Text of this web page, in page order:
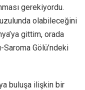
gerekiyordu.
olabileceğini
gittim, orada
Gölü’ndeki
buluşa ilişkin bir